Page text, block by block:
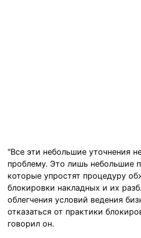
"Все эти небольшие уточнения
проблему. Это лишь небольшие
которые упростят процедуру
блокировки накладных и их
облегчения условий ведения
отказаться от практики
говорил он.